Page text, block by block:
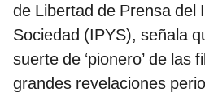
de Libertad de Prensa del
Sociedad (IPYS), señala
suerte de ‘pionero’ de las
grandes revelaciones